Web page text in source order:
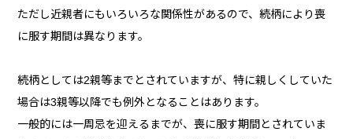
ただし近親者にもいろいろな関係性があるので、続柄により喪
に服す期間は異なります。
続柄としては2親等までとされていますが、特に親しくしていた
場合は3親等以降でも例外となることはあります。
一般的には一周忌を迎えるまでが、喪に服す期間とされていま